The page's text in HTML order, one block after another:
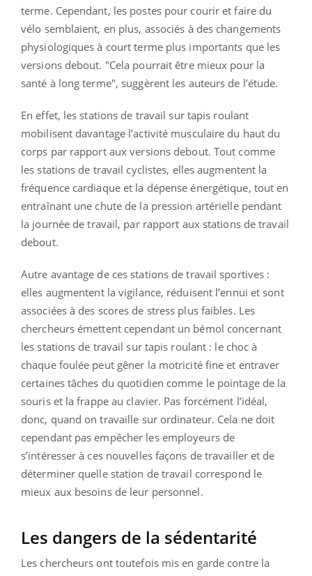
terme. Cependant, les postes pour courir et faire du
vélo semblaient, en plus, associés à des changements
physiologiques à court terme plus importants que les
versions debout. "Cela pourrait être mieux pour la
santé à long terme", suggèrent les auteurs de l’étude.
En effet, les stations de travail sur tapis roulant
mobilisent davantage l’activité musculaire du haut du
corps par rapport aux versions debout. Tout comme
les stations de travail cyclistes, elles augmentent la
fréquence cardiaque et la dépense énergétique, tout en
entraînant une chute de la pression artérielle pendant
la journée de travail, par rapport aux stations de travail
debout.
Autre avantage de ces stations de travail sportives :
elles augmentent la vigilance, réduisent l’ennui et sont
associées à des scores de stress plus faibles. Les
chercheurs émettent cependant un bémol concernant
les stations de travail sur tapis roulant : le choc à
chaque foulée peut gêner la motricité fine et entraver
certaines tâches du quotidien comme le pointage de la
souris et la frappe au clavier. Pas forcément l’idéal,
donc, quand on travaille sur ordinateur. Cela ne doit
cependant pas empêcher les employeurs de
s’intéresser à ces nouvelles façons de travailler et de
déterminer quelle station de travail correspond le
mieux aux besoins de leur personnel.
Les dangers de la sédentarité
Les chercheurs ont toutefois mis en garde contre la